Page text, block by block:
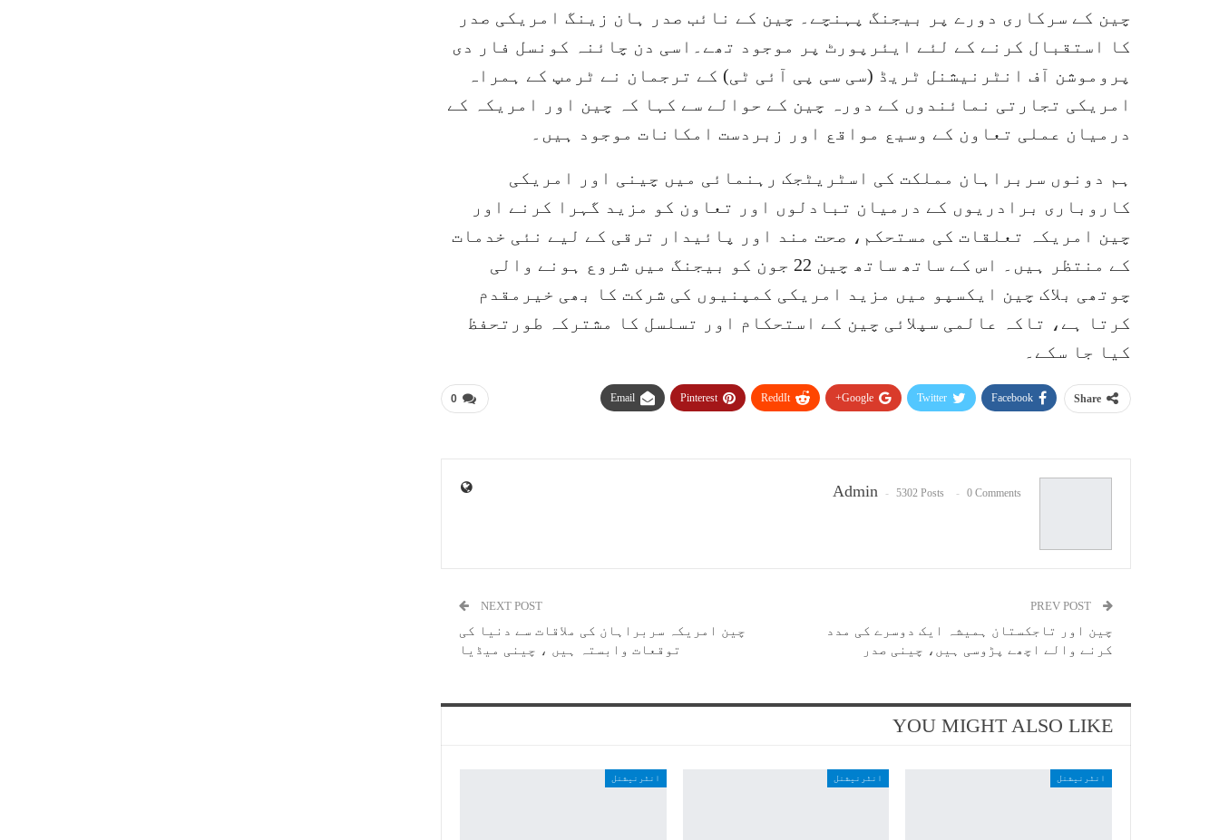
چین کے سرکاری دورے پر بیجنگ پہنچے۔ چین کے نائب صدر ہان زینگ امریکی صدر
کا استقبال کرنے کے لئے ایئرپورٹ پر موجود تھے۔اسی دن چائنہ کونسل فار دی
پروموشن آف انٹرنیشنل ٹریڈ (سی سی پی آئی ٹی) کے ترجمان نے ٹرمپ کے ہمراہ
امریکی تجارتی نمائندوں کے دورہ چین کے حوالے سے کہا کہ چین اور امریکہ کے
درمیان عملی تعاون کے وسیع مواقع اور زبردست امکانات موجود ہیں۔
ہم دونوں سربراہان مملکت کی اسٹریٹجک رہنمائی میں چینی اور امریکی
کاروباری برادریوں کے درمیان تبادلوں اور تعاون کو مزید گہرا کرنے اور
چین امریکہ تعلقات کی مستحکم، صحت مند اور پائیدار ترقی کے لیے نئی خدمات
کے منتظر ہیں۔ اس کے ساتھ ساتھ چین 22 جون کو بیجنگ میں شروع ہونے والی
چوتھی بلاک چین ایکسپو میں مزید امریکی کمپنیوں کی شرکت کا بھی خیرمقدم
کرتا ہے، تاکہ عالمی سپلائی چین کے استحکام اور تسلسل کا مشترکہ طورتحفظ
کیا جا سکے۔
0 Share
Facebook
Twitter
Google+
ReddIt
Pinterest
Email
Admin 5302 Posts 0 Comments
چین اور تاجکستان ہمیشہ ایک دوسرے کی مدد
کرنے والے اچھے پڑوسی ہیں، چینی صدر
NEXT POST
چین امریکہ سربراہان کی ملاقات سے دنیا کی
توقعات وابستہ ہیں ، چینی میڈیا
YOU MIGHT ALSO LIKE
انٹرنیشنل انٹرنیشنل انٹرنیشنل